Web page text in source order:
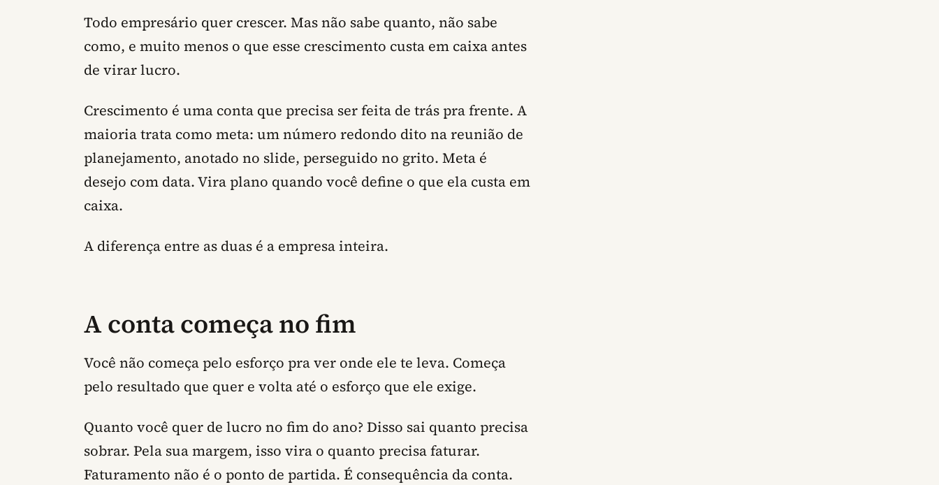
Todo empresário quer crescer. Mas não sabe quanto, não sabe
como, e muito menos o que esse crescimento custa em caixa antes
de virar lucro.
Crescimento é uma conta que precisa ser feita de trás pra frente. A
maioria trata como meta: um número redondo dito na reunião de
planejamento, anotado no slide, perseguido no grito. Meta é
desejo com data. Vira plano quando você define o que ela custa em
caixa.
A diferença entre as duas é a empresa inteira.
A conta começa no fim
Você não começa pelo esforço pra ver onde ele te leva. Começa
pelo resultado que quer e volta até o esforço que ele exige.
Quanto você quer de lucro no fim do ano? Disso sai quanto precisa
sobrar. Pela sua margem, isso vira o quanto precisa faturar.
Faturamento não é o ponto de partida. É consequência da conta.